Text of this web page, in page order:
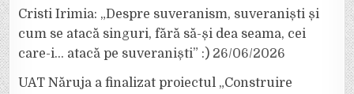
Cristi Irimia: „Despre suveranism, suveraniști și
cum se atacă singuri, fără să-și dea seama, cei
care-i… atacă pe suveraniști” :) 26/06/2026
UAT Năruja a finalizat proiectul „Construire